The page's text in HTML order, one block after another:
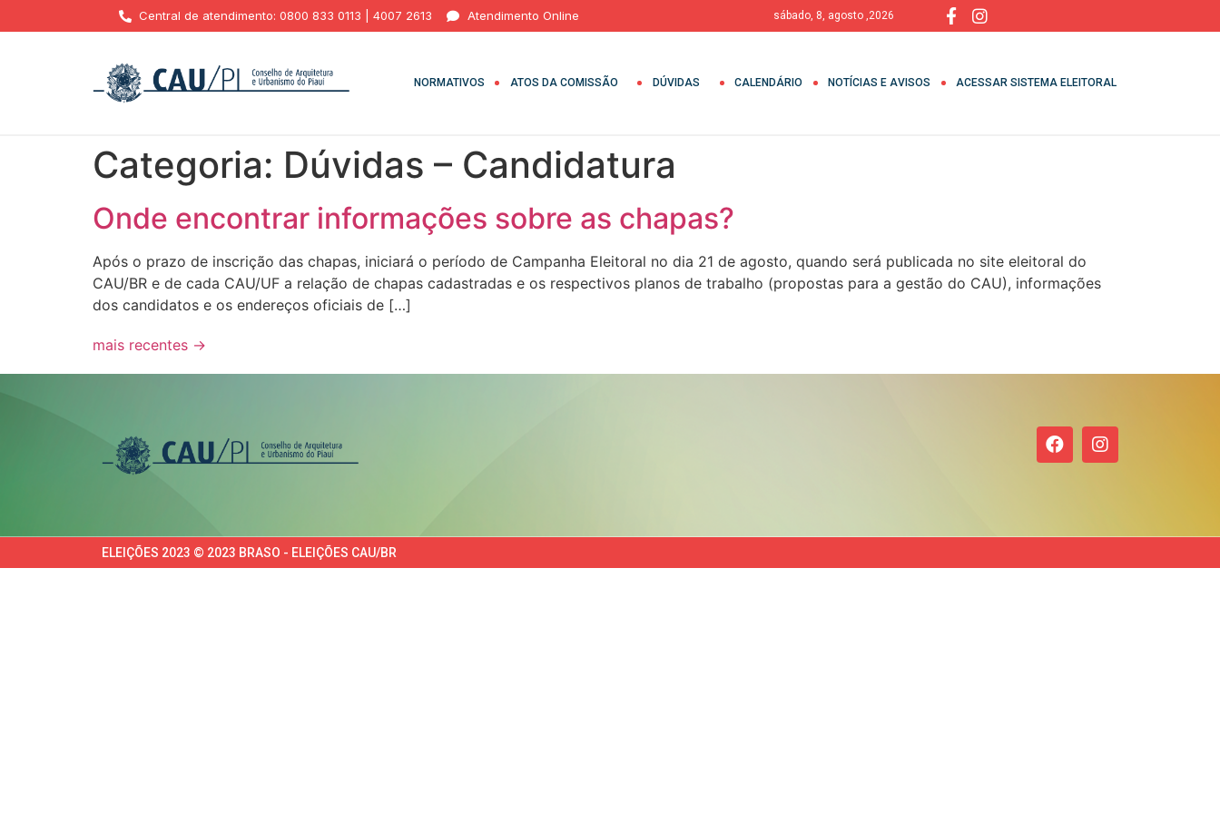
Central de atendimento: 0800 833 0113 | 4007 2613 Atendimento Online sábado, 8, agosto ,2026
NORMATIVOS ATOS DA COMISSÃO DÚVIDAS CALENDÁRIO NOTÍCIAS E AVISOS ACESSAR SISTEMA ELEITORAL
Categoria: Dúvidas – Candidatura
Onde encontrar informações sobre as chapas?
Após o prazo de inscrição das chapas, iniciará o período de Campanha Eleitoral no dia 21 de agosto, quando será publicada no site eleitoral do
CAU/BR e de cada CAU/UF a relação de chapas cadastradas e os respectivos planos de trabalho (propostas para a gestão do CAU), informações
dos candidatos e os endereços oficiais de […]
mais recentes →
ELEIÇÕES 2023 © 2023 BRASO - ELEIÇÕES CAU/BR